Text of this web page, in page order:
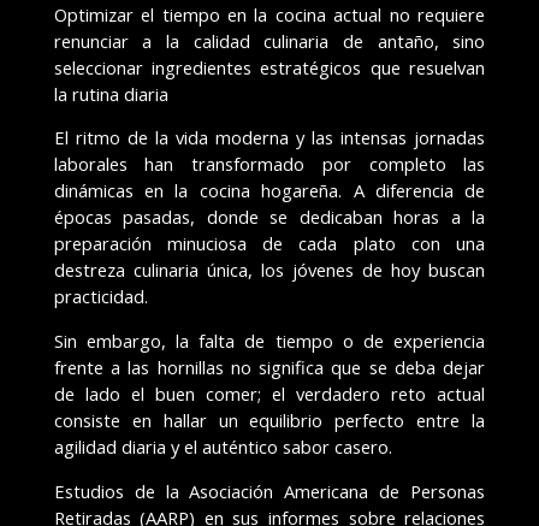
Optimizar el tiempo en la cocina actual no requiere
renunciar a la calidad culinaria de antaño, sino
seleccionar ingredientes estratégicos que resuelvan
la rutina diaria
El ritmo de la vida moderna y las intensas jornadas
laborales han transformado por completo las
dinámicas en la cocina hogareña. A diferencia de
épocas pasadas, donde se dedicaban horas a la
preparación minuciosa de cada plato con una
destreza culinaria única, los jóvenes de hoy buscan
practicidad.
Sin embargo, la falta de tiempo o de experiencia
frente a las hornillas no significa que se deba dejar
de lado el buen comer; el verdadero reto actual
consiste en hallar un equilibrio perfecto entre la
agilidad diaria y el auténtico sabor casero.
Estudios de la Asociación Americana de Personas
Retiradas (AARP) en sus informes sobre relaciones